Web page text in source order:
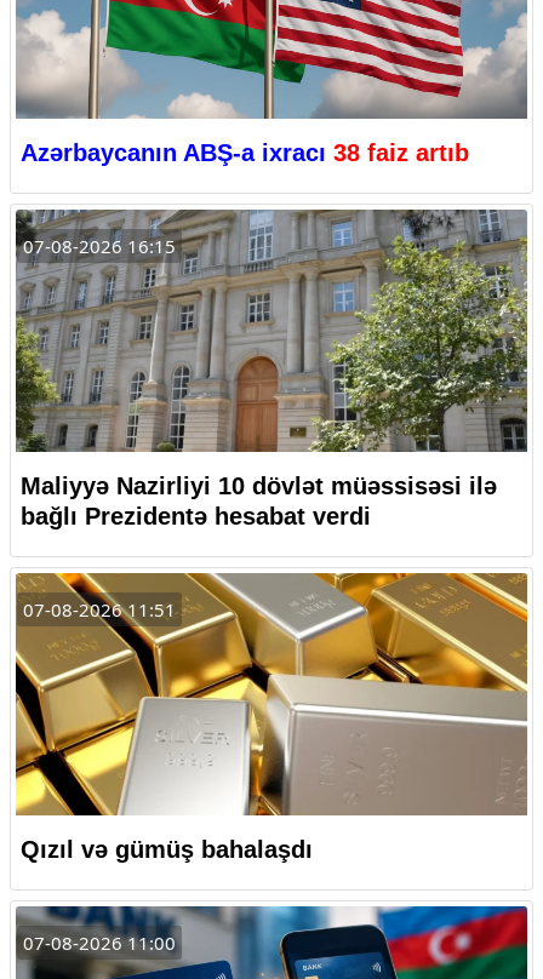
Azərbaycanın ABŞ-a ixracı 38 faiz artıb
07-08-2026 16:15
Maliyyə Nazirliyi 10 dövlət müəssisəsi ilə
bağlı Prezidentə hesabat verdi
07-08-2026 11:51
Qızıl və gümüş bahalaşdı
07-08-2026 11:00